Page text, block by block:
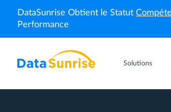
DataSunrise Obtient le Statut
Performance
Solutions